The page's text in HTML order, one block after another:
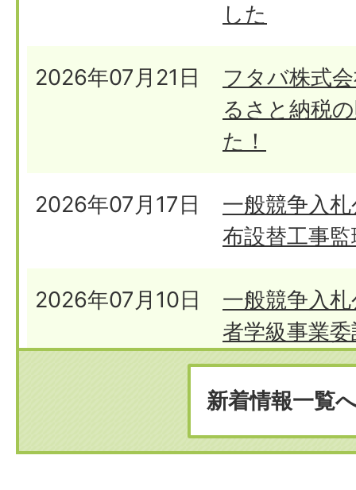
した
2026年07月21日
フタバ株式
るさと納税
た！
2026年07月17日
一般競争入
布設替工事
2026年07月10日
一般競争入
者学級事業
つえみちゃ
新着情報一覧